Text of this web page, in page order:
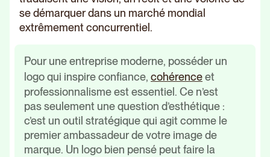
se démarquer dans un marché mondial
extrêmement concurrentiel.
Pour une entreprise moderne, posséder un
logo qui inspire confiance, cohérenceet
professionnalisme est essentiel. Ce n’est
pas seulement une question d’esthétique :
c’est un outil stratégique qui agit comme le
premier ambassadeur de votre image de
marque. Un logo bien pensé peut faire la